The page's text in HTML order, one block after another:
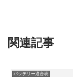
関連記事
バッテリー適合表